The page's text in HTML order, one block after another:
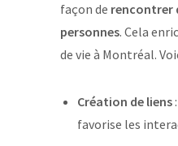
façon de rencontrer
personnes. Cela
de vie à Montréal.
Création de liens
favorise les